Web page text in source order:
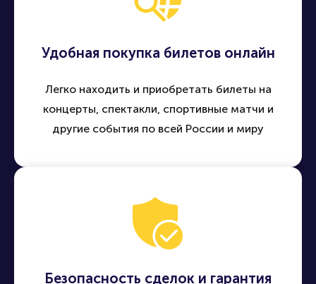
Удобная покупка билетов онлайн
Легко находить и приобретать билеты на
концерты, спектакли, спортивные матчи и
другие события по всей России и миру
Безопасность сделок и гарантия